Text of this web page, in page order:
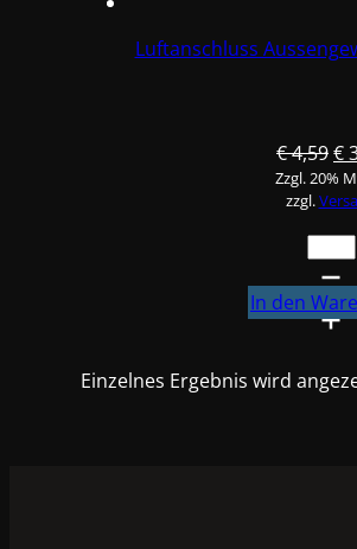
Luftanschluss
€4,59
€
€
Zzgl. 20%
zzgl.
1/4
In den
Einzelnes Ergebnis wird